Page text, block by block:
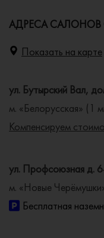
АДРЕСА
Показать на карте
ул. Бутырский Вал,
м. «Белорусская» (1
Компенсируем
ул. Профсоюзная д.
м. «Новые
Бесплатная